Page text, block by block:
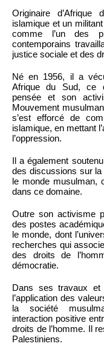
Originaire
islamique et un
comme l’un des
contemporains
justice sociale et des
Né en 1956, il a
Afrique du Sud, ce
pensée et son
Mouvement
s’est efforcé de
islamique, en mettant
l’oppression.
Il a également
des discussions sur la
le monde musulman,
dans ce domaine.
Outre son activisme
des postes
le monde, dont
recherches qui
des droits de
démocratie.
Dans ses travaux
l’application des
la société
interaction positive
droits de l’homme. Il
Palestiniens.